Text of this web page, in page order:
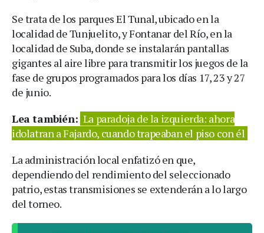
Se trata de los parques El Tunal, ubicado en la
localidad de Tunjuelito, y Fontanar del Río, en la
localidad de Suba, donde se instalarán pantallas
gigantes al aire libre para transmitir los juegos de la
fase de grupos programados para los días 17, 23 y 27
de junio.
Lea también: La paradoja de la izquierda: ahora
idolatran a Fajardo, cuando trapeaban el piso con él
La administración local enfatizó en que,
dependiendo del rendimiento del seleccionado
patrio, estas transmisiones se extenderán a lo largo
del torneo.